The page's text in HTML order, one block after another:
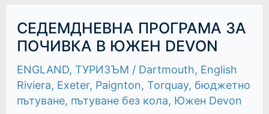
СЕДЕМДНЕВНА ПРОГРАМА ЗА
ПОЧИВКА В ЮЖЕН DEVON
ENGLAND, ТУРИЗЪМ / Dartmouth, English
Riviera, Exeter, Paignton, Torquay, бюджетно
пътуване, пътуване без кола, Южен Devon
СЕДЕМДНЕВНА
ПРОГРАМА
ЗА
ПОЧИВКА
ЮЖЕН
DEVON